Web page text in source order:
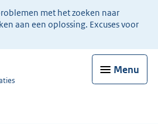
met het zoeken naar
aan een oplossing. Excuses voor
Menu